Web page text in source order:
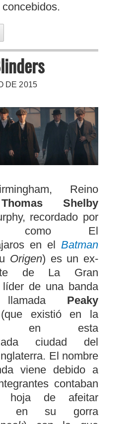
DE 2015
Reino
Thomas Shelby
recordado por
como El
en el Batman
u Origen) es un ex-
de La Gran
de una banda
llamada Peaky
existió en la
en esta
ciudad del
El nombre
viene debido a
contaban
hoja de afeitar
en su gorra